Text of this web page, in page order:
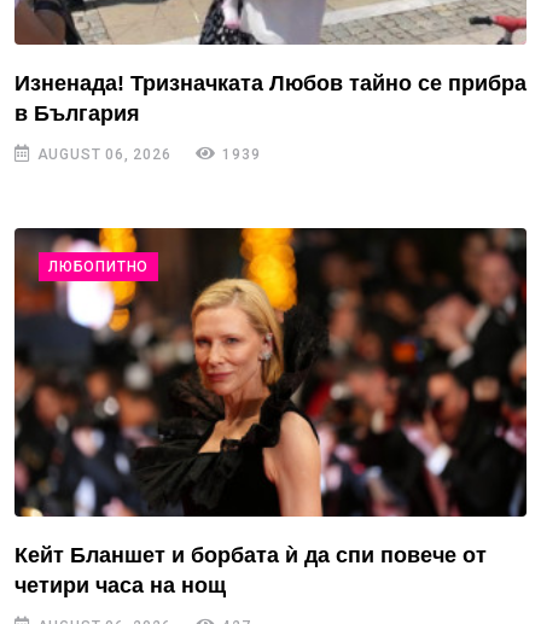
Изненада! Тризначката Любов тайно се прибра
в България
AUGUST 06, 2026 1939
ЛЮБОПИТНО
Кейт Бланшет и борбата ѝ да спи повече от
четири часа на нощ